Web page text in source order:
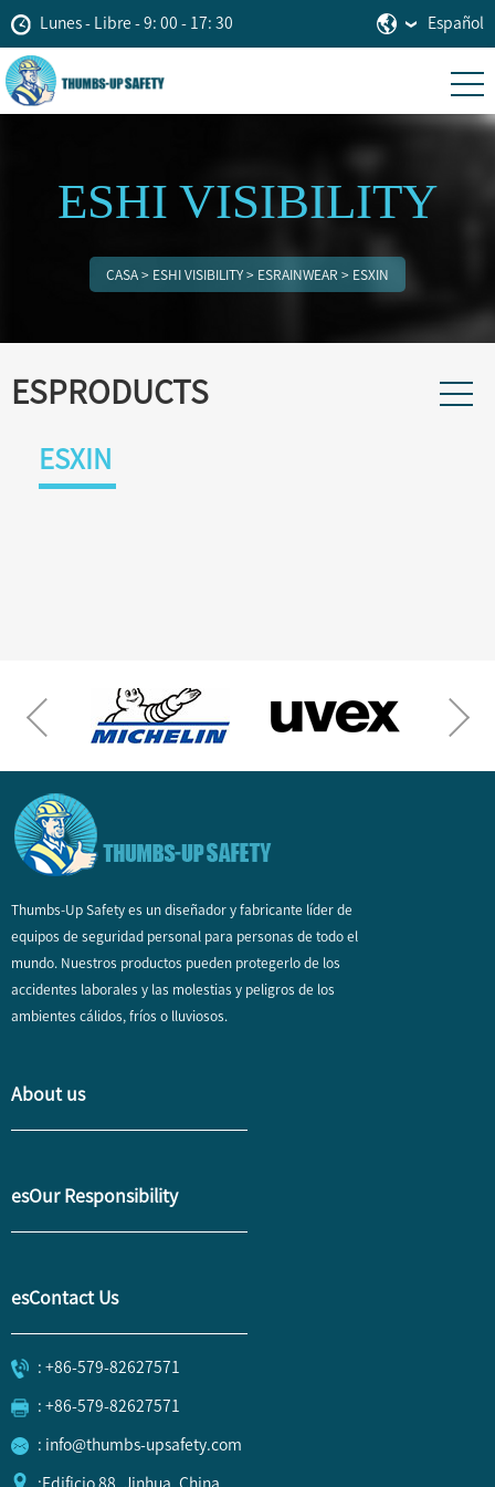
Lunes - Libre - 9: 00 - 17: 30 Español
ESHI VISIBILITY
CASA > ESHI VISIBILITY > ESRAINWEAR > ESXIN
ESPRODUCTS
ESXIN
Thumbs-Up Safety es un diseñador y fabricante líder de
equipos de seguridad personal para personas de todo el
mundo. Nuestros productos pueden protegerlo de los
accidentes laborales y las molestias y peligros de los
ambientes cálidos, fríos o lluviosos.
About us
esOur Responsibility
esContact Us
: +86-579-82627571
: +86-579-82627571
: info@thumbs-upsafety.com
:Edificio 88, Jinhua, China